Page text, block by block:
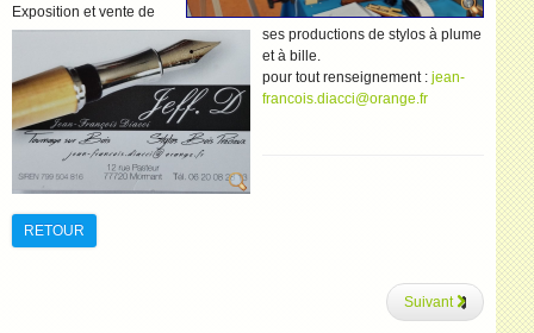
Exposition et vente de
ses productions de stylos à plume
et à bille.
pour tout renseignement :
RETOUR
Suivant